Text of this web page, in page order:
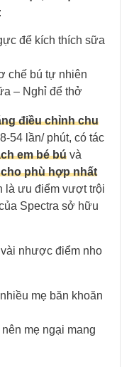
để kích thích sữa
chế bú tự nhiên
– Nghỉ để thở
điều chỉnh chu
54 lần/ phút, có tác
em bé bú và
phù hợp nhất
là ưu điểm vượt trội
Spectra sở hữu
nhược điểm nho
mẹ băn khoăn
nên mẹ ngại mang